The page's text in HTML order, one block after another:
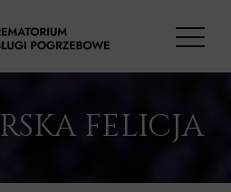
FELICJA